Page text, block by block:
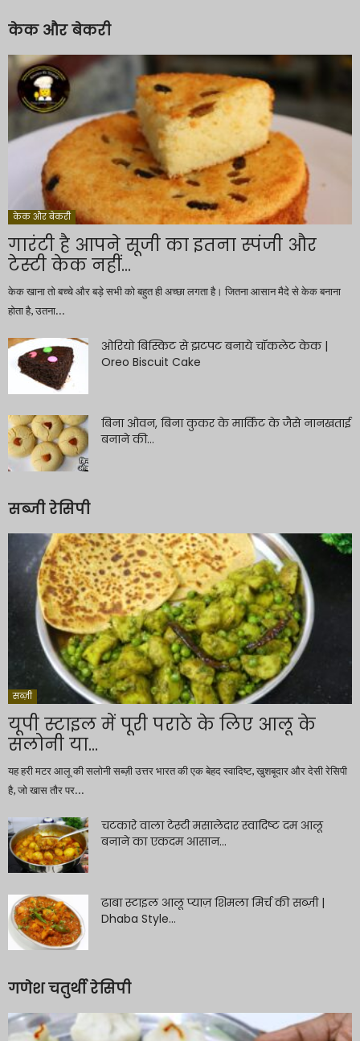
केक और बेकरी
केक और बेकरी
गारंटी है आपने सूजी का इतना स्पंजी और
टेस्टी केक नहीं...
केक खाना तो बच्चे और बड़े सभी को बहुत ही अच्छा लगता है। जितना आसान मैदे से केक बनाना
होता है, उतना...
ओरियो बिस्किट से झटपट बनाये चॉकलेट केक |
Oreo Biscuit Cake
बिना ओवन, बिना कुकर के मार्किट के जैसे नानखताई
बनाने की...
सब्जी रेसिपी
सब्ज़ी
यूपी स्टाइल में पूरी पराठे के लिए आलू के
सलोनी या...
यह हरी मटर आलू की सलोनी सब्ज़ी उत्तर भारत की एक बेहद स्वादिष्ट, खुशबूदार और देसी रेसिपी
है, जो खास तौर पर...
चटकारे वाला टेस्टी मसालेदार स्वादिष्ट दम आलू
बनाने का एकदम आसान...
ढाबा स्टाइल आलू प्याज़ शिमला मिर्च की सब्ज़ी |
Dhaba Style...
गणेश चतुर्थी रेसिपी